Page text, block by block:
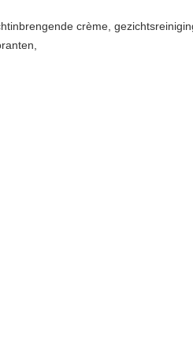
crème,